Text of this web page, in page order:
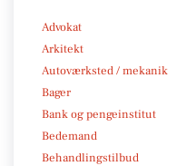
Advokat
Arkitekt
Autoværksted / mekanik
Bager
Bank og pengeinstitut
Bedemand
Behandlingstilbud